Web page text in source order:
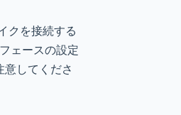
クを接続する
ェースの設定
意してくださ